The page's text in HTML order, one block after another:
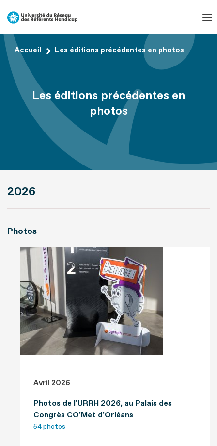
Aller
contenu
Aller
au
pied
page
Accueil Les éditions précédentes en photos
Les éditions précédentes en
photos
2026
Photos
Avril 2026
Photos de l'URRH 2026, au Palais des
Congrès CO'Met d'Orléans
54 photos